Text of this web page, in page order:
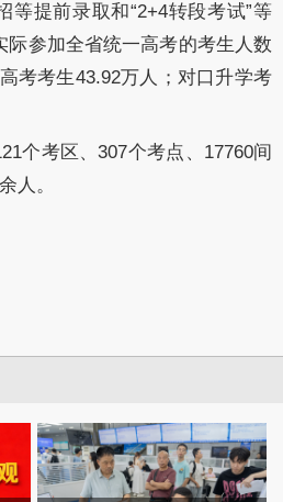
等提前录取和“2+4转段考试”等
际参加全省统一高考的考生人数
考考生43.92万人；对口升学考
个考区、307个考点、 17760间
人。